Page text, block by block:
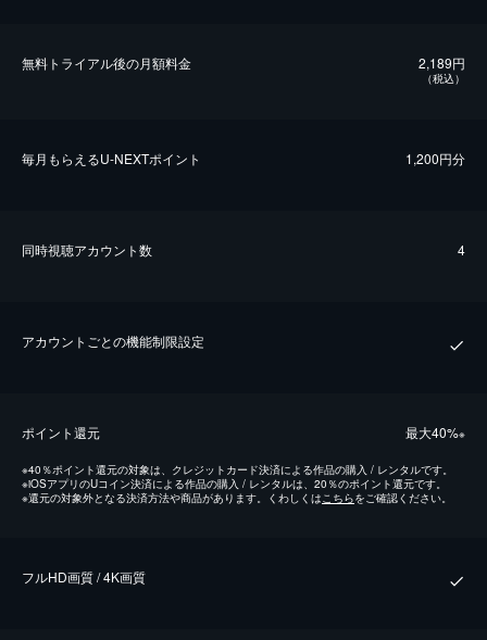
無料トライアル後の⽉額料金 2,189円
（税込）
毎⽉もらえるU-NEXTポイント 1,200円分
同時視聴アカウント数 4
アカウントごとの機能制限設定
ポイント還元 最⼤40%※
※40％ポイント還元の対象は、クレジットカード決済による作品の購入 / レンタルです。
※iOSアプリのUコイン決済による作品の購入 / レンタルは、20％のポイント還元です。
※還元の対象外となる決済方法や商品があります。くわしくは こちらをご確認ください。
フルHD画質 / 4K画質